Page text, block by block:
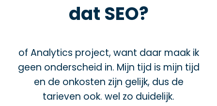
dat SEO?
of Analytics project, want daar maak ik
geen onderscheid in. Mijn tijd is mijn tijd
en de onkosten zijn gelijk, dus de
tarieven ook. wel zo duidelijk.